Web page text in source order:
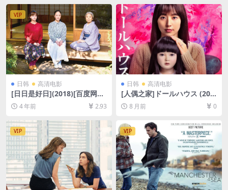
字幕]
[中英字幕]
VIP
日韩 高清电影
[日日是好日](2018)[百度网盘
+迅雷云盘资源1080P超清未
删减][MP4/6.5GB][日语中字]
4 年前 2.93
日韩 高清电影
[人偶之家]ドールハウス (202
5)[百度网盘+夸克网盘1080P
超清未删减资源][网盘在线播
幕]
8 月前 0
VIP VIP